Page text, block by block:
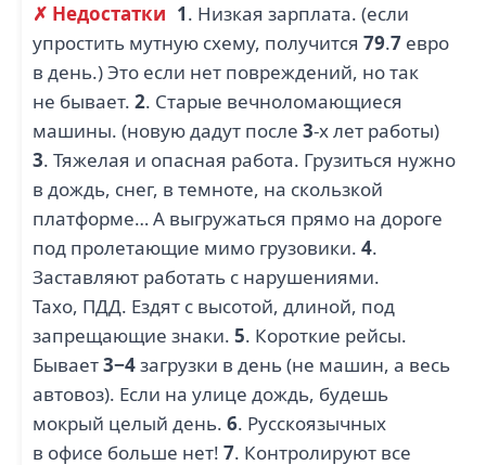
✗ Недостатки 1. Низкая зарплата. (если
упростить мутную схему, получится 79.7 евро
в день.) Это если нет повреждений, но так
не бывает. 2. Старые вечноломающиеся
машины. (новую дадут после 3-х лет работы)
3. Тяжелая и опасная работа. Грузиться нужно
в дождь, снег, в темноте, на скользкой
платформе… А выгружаться прямо на дороге
под пролетающие мимо грузовики. 4.
Заставляют работать с нарушениями.
Тахо, ПДД. Ездят с высотой, длиной, под
запрещающие знаки. 5. Короткие рейсы.
Бывает3−4загрузки в день (не машин, а весь
автовоз). Если на улице дождь, будешь
мокрый целый день. 6. Русскоязычных
в офисе больше нет! 7. Контролируют все